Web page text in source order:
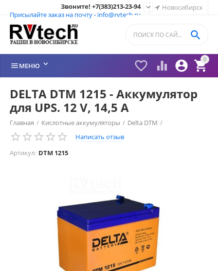
Новосибирск
Звоните! +7(383)213-23-94
Присылайте заказ на почту - info@rvtech.ru

0


 

МЕНЮ 
DELTA DTM 1215 - Аккумулятор
для UPS. 12 V, 14,5 A
Главная / Кислотные аккумуляторы / Delta DTM /
Написать отзыв
Артикул: DTM 1215